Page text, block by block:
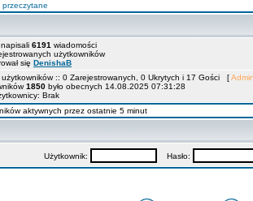
przeczytane
6191 wiadomości
użytkowników
się DenishaB
użytkowników :: 0 Zarejestrowanych, 0 Ukrytych i 17 Gości [
1850 było obecnych 14.08.2025 07:31:28
Brak
aktywnych przez ostatnie 5 minut
Użytkownik: Hasło: